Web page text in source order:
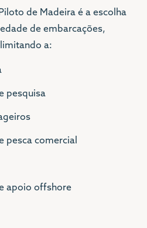
de Madeira é a escolha
de embarcações,
a:
pesquisa
pesca comercial
apoio offshore